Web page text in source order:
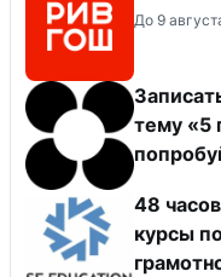
До 9
тему «5
48
курсы